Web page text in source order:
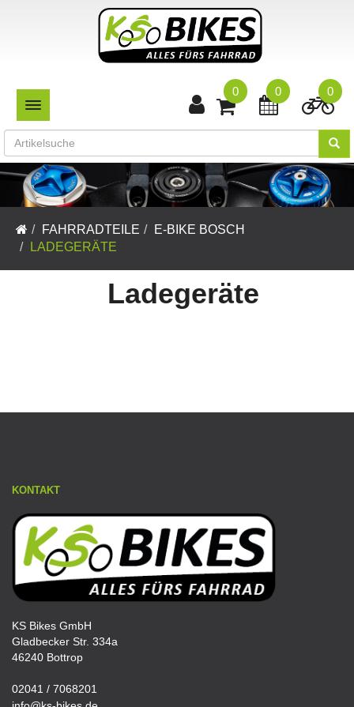
TOGGLE NAVIGATION
0
0
0
FAHRRADTEILE
E-BIKE BOSCH
LADEGERÄTE
Ladegeräte
KONTAKT
KS Bikes GmbH
Gladbecker Str. 334a
46240 Bottrop
02041 / 7068201